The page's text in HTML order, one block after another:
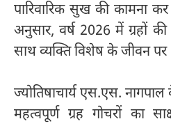
पारिवारिक सुख की कामना कर
अनुसार, वर्ष 2026 में ग्रहों
साथ व्यक्ति विशेष के जीवन पर
ज्योतिषाचार्य एस.एस.
महत्वपूर्ण ग्रह गोचरों का